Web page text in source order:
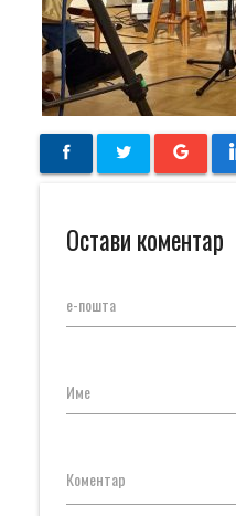
Остави коментар
е-пошта
Име
Коментар